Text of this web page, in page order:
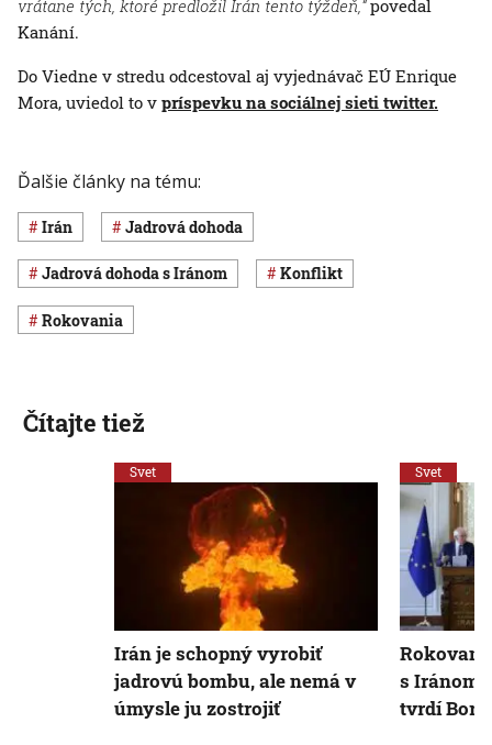
vrátane tých, ktoré predložil Irán tento týždeň,“povedal
Kanání.
Do Viedne v stredu odcestoval aj vyjednávač EÚ Enrique
Mora, uviedol to v príspevku na sociálnej sieti twitter.
Ďalšie články na tému:
Irán jadrová dohoda
jadrová dohoda s Iránom konflikt
rokovania
Čítajte tiež
Svet
Irán je schopný vyrobiť
jadrovú bombu, ale nemá v
úmysle ju zostrojiť
Svet
s Iránom
tvrdí